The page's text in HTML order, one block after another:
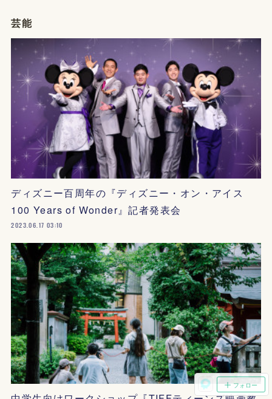
芸能
ディズニー百周年の『ディズニー・オン・アイス
100 Years of Wonder』記者発表会
2023.06.17 03:10
フォロー